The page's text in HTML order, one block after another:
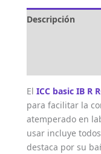
Descripción
El ICC basic IB R
para facilitar la
atemperado en
usar incluye
destaca por su